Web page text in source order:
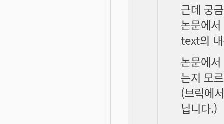
근데 궁
논문에
text의
논문에
는지 모
(브릭에
닙니다.)